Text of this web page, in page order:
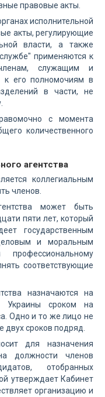
правовые акты.
исполнительной
акты, регулирующие
власти, а также
применяются к
служащим и
к его полномочиям в
в части, не
с момента
количественного
агентства
коллегиальным
членов.
может быть
пяти лет, который
государственным
и моральным
соответствующие
назначаются на
Украины сроком на
Одно и то же лицо не
сроков подряд.
для назначения
должности членов
отобранных
утверждает Кабинет
организацию и